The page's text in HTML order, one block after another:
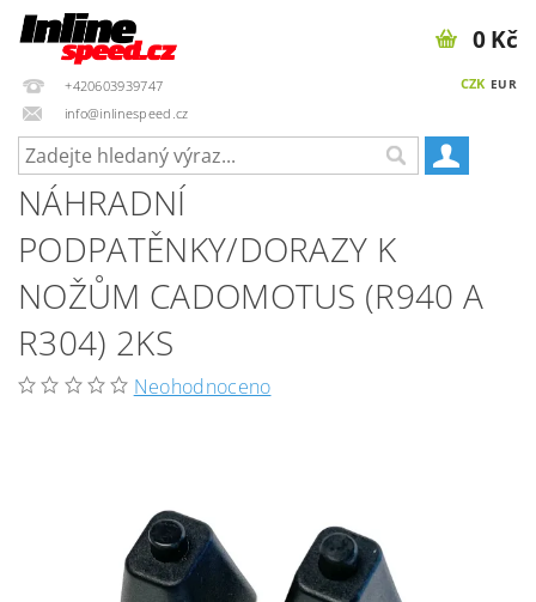
+420603939747
info@inlinespeed.cz
CZK EUR
0 Kč
NÁHRADNÍ
PODPATĚNKY/DORAZY K
NOŽŮM CADOMOTUS (R940 A
R304) 2KS
Neohodnoceno